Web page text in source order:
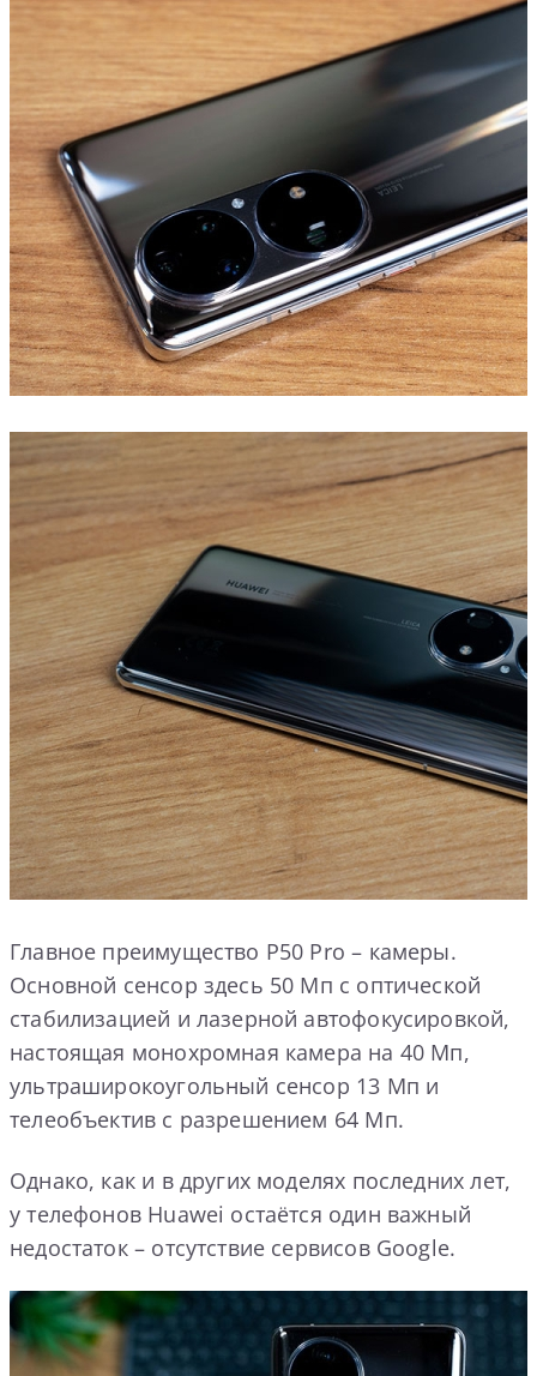
Главное преимущество P50 Pro – камеры.
Основной сенсор здесь 50 Мп с оптической
стабилизацией и лазерной автофокусировкой,
настоящая монохромная камера на 40 Мп,
ультраширокоугольный сенсор 13 Мп и
телеобъектив с разрешением 64 Мп.
Однако, как и в других моделях последних лет,
у телефонов Huawei остаётся один важный
недостаток – отсутствие сервисов Google.